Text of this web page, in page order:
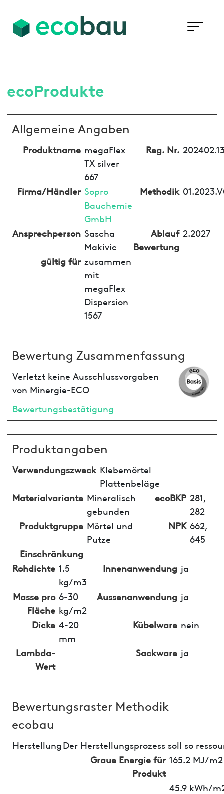
ecoProdukte
Allgemeine Angaben
Produktname megaFlex
TX silver
667
Reg. Nr.
Firma/Händler Sopro
Bauchemie
GmbH
Methodik
Ansprechperson Sascha
Makivic
Ablauf
Bewertung
2.2027
gültig für zusammen
mit
megaFlex
Dispersion
1567
Bewertung Zusammenfassung
Verletzt keine Ausschlussvorgaben
von Minergie-ECO
Bewertungsbestätigung
Produktangaben
Verwendungszweck Klebemörtel
Plattenbeläge
Materialvariante Mineralisch
gebunden
ecoBKP 281,
282
Produktgruppe Mörtel und
Putze
NPK 662,
645
Einschränkung
Rohdichte 1.5
kg/m3
Innenanwendung ja
Masse pro
Fläche
6-30
kg/m2
Aussenanwendung ja
Dicke 4-20
mm
Kübelware nein
Lambda-
Wert
Sackware ja
Bewertungsraster Methodik
ecobau
HerstellungDer Herstellungsprozess soll so
Graue Energie für
Produkt
165.2 MJ/m2
45.9 kWh/